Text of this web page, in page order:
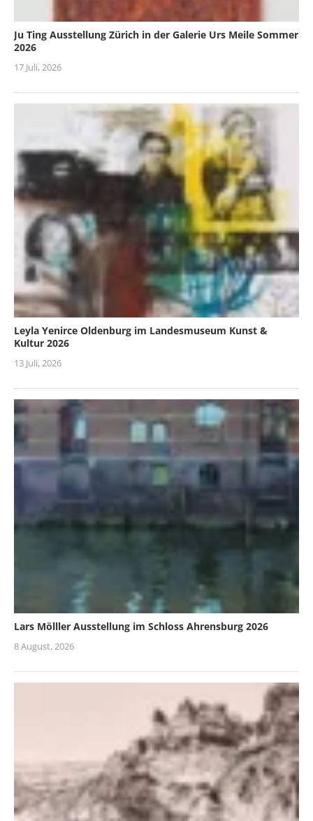
Ju Ting Ausstellung Zürich in der Galerie Urs Meile Sommer
2026
17 Juli, 2026
Leyla Yenirce Oldenburg im Landesmuseum Kunst &
Kultur 2026
13 Juli, 2026
Lars Mölller Ausstellung im Schloss Ahrensburg 2026
8 August, 2026